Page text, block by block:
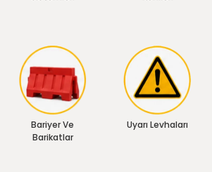
Bariyer Ve
Barikatlar
Uyarı Levhaları